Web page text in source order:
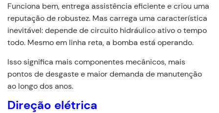
Funciona bem, entrega assistência eficiente e criou uma
reputação de robustez. Mas carrega uma característica
inevitável: depende de circuito hidráulico ativo o tempo
todo. Mesmo em linha reta, a bomba está operando.
Isso significa mais componentes mecânicos, mais
pontos de desgaste e maior demanda de manutenção
ao longo dos anos.
Direção elétrica